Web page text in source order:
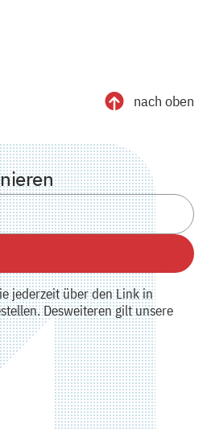
nach oben
jederzeit über den Link in
Desweiteren gilt unsere